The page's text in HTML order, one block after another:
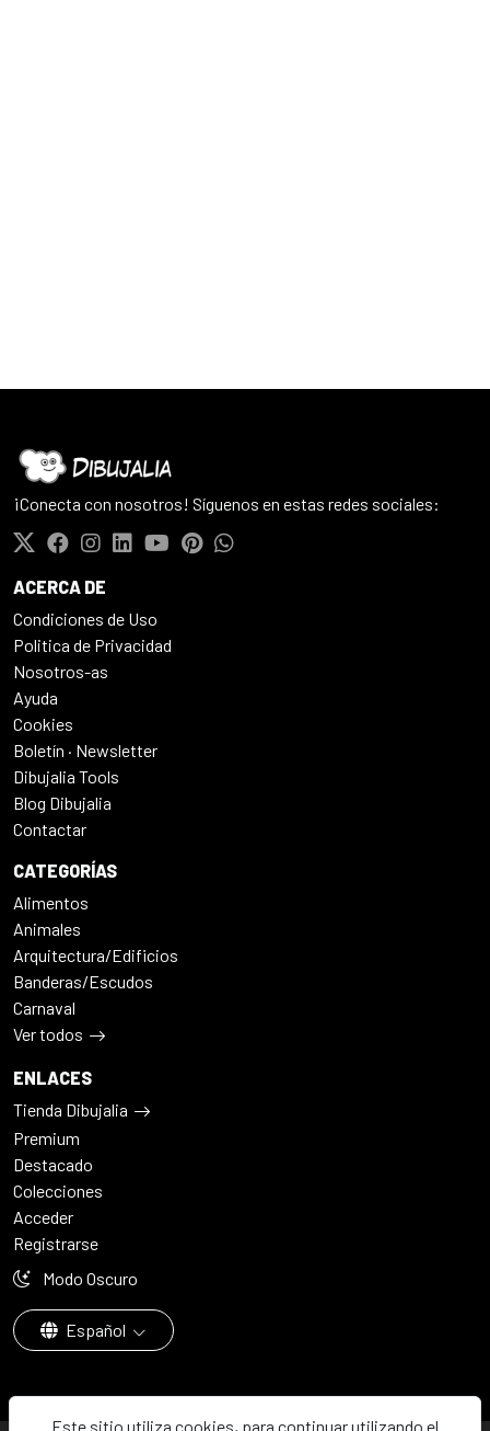
Este sitio utiliza cookies, para continuar utilizando el
¡Conecta con nosotros! Síguenos en estas redes sociales:
ACERCA DE
Condiciones de Uso
Politica de Privacidad
Nosotros-as
Ayuda
Cookies
Boletín · Newsletter
Dibujalia Tools
Blog Dibujalia
Contactar
CATEGORÍAS
Alimentos
Animales
Arquitectura/Edificios
Banderas/Escudos
Carnaval
Ver todos
ENLACES
Tienda Dibujalia
Premium
Destacado
Colecciones
Acceder
Registrarse
Modo Oscuro
Español